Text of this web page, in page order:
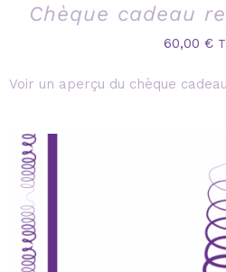
Chèque cadeau
60,00 €
Voir un aperçu du chèque cadeau